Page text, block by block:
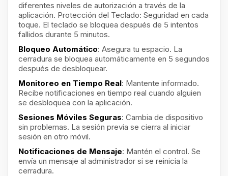
diferentes niveles de autorización a través de la
aplicación. Protección del Teclado: Seguridad en cada
toque. El teclado se bloquea después de 5 intentos
fallidos durante 5 minutos.
Bloqueo Automático: Asegura tu espacio. La
cerradura se bloquea automáticamente en 5 segundos
después de desbloquear.
Monitoreo en Tiempo Real: Mantente informado.
Recibe notificaciones en tiempo real cuando alguien
se desbloquea con la aplicación.
Sesiones Móviles Seguras: Cambia de dispositivo
sin problemas. La sesión previa se cierra al iniciar
sesión en otro móvil.
Notificaciones de Mensaje: Mantén el control. Se
envía un mensaje al administrador si se reinicia la
cerradura.